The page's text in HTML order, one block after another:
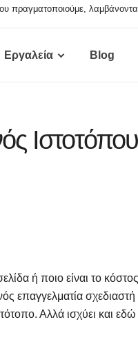
πραγματοποιούμε,
Εργαλεία Blog
ή ποιο είναι το
επαγγελματία σχεδιαστή
Αλλά ισχύει και εδώ